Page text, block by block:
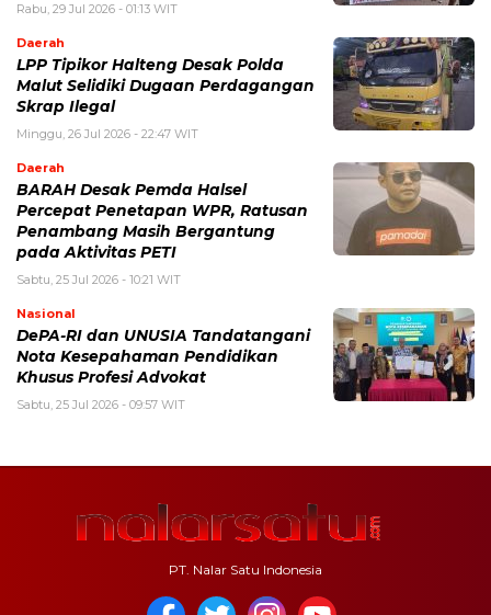
Rabu, 29 Jul 2026 - 01:13 WIT
Daerah
LPP Tipikor Halteng Desak Polda
Malut Selidiki Dugaan Perdagangan
Skrap Ilegal
Minggu, 26 Jul 2026 - 22:47 WIT
Daerah
BARAH Desak Pemda Halsel
Percepat Penetapan WPR, Ratusan
Penambang Masih Bergantung
pada Aktivitas PETI
Sabtu, 25 Jul 2026 - 10:21 WIT
Nasional
DePA-RI dan UNUSIA Tandatangani
Nota Kesepahaman Pendidikan
Khusus Profesi Advokat
Sabtu, 25 Jul 2026 - 09:57 WIT
PT. Nalar Satu Indonesia